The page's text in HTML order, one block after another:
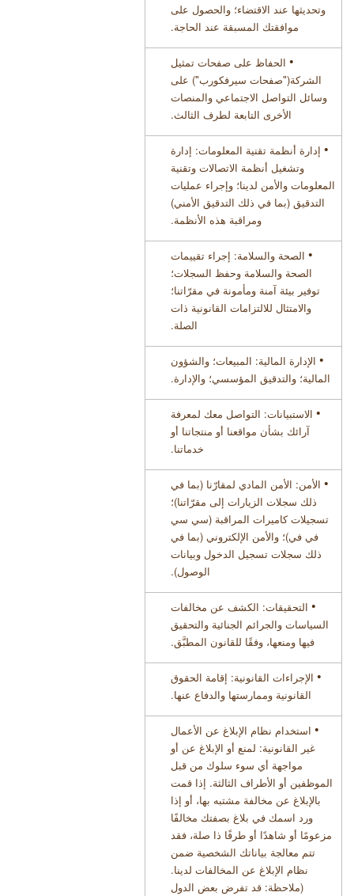
وتحديثها عند الاقتضاء؛ والحصول على
موافقتك المسبقة عند الحاجة.
• الحفاظ على صفحات تمثيل
الشركة("صفحات سيرفكورب") على
وسائل التواصل الاجتماعي والمنصات
الأخرى التابعة لطرف الثالث.
• إدارة أنظمة تقنية المعلومات: إدارة
وتشغيل أنظمة الاتصالات وتقنية
المعلومات والأمن لدينا؛ وإجراء عمليات
التدقيق (بما في ذلك التدقيق الأمني)
ومراقبة هذه الأنظمة.
• الصحة والسلامة: إجراء تقييمات
الصحة والسلامة وحفظ السجلات؛
توفير بيئة آمنة ومأمونة في مقرّاتنا؛
والامتثال للالتزامات القانونية ذات
الصلة.
• الإدارة المالية: المبيعات؛ والشؤون
المالية؛ والتدقيق المؤسسي؛ والإدارة.
• الاستبيانات: التواصل معك لمعرفة
آرائك بشأن مواقعنا أو منتجاتنا أو
خدماتنا.
• الأمن: الأمن المادي لمقارّنا (بما في
ذلك سجلات الزيارات إلى مقرّاتنا)؛
تسجيلات كاميرات المراقبة (سي سي
في في)؛ والأمن الإلكتروني (بما في
ذلك سجلات تسجيل الدخول وبيانات
الوصول).
• التحقيقات: الكشف عن مخالفات
السياسات والجرائم الجنائية والتحقيق
فيها ومنعها، وفقًا للقانون المطبَّق.
• الإجراءات القانونية: إقامة الحقوق
القانونية وممارستها والدفاع عنها.
• استخدام نظام الإبلاغ عن الأعمال
غير القانونية: لمنع أو الإبلاغ عن أو
مواجهة أي سوء سلوك من قبل
الموظفين أو الأطراف الثالثة. إذا قمت
بالإبلاغ عن مخالفة مشتبه بها، أو إذا
ورد اسمك في بلاغ بصفتك مخالفًا
مزعومًا أو شاهدًا أو طرفًا ذا صلة، فقد
تتم معالجة بياناتك الشخصية ضمن
نظام الإبلاغ عن المخالفات لدينا.
(ملاحظة: قد تفرض بعض الدول